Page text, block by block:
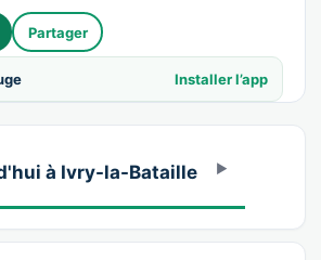
Partager
Installer l’app
à Ivry-la-Bataille